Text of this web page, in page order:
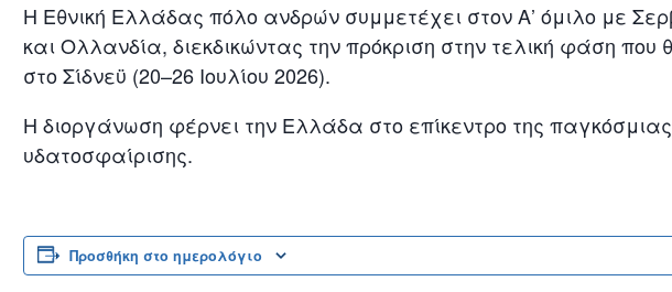
Η Εθνική Ελλάδας πόλο ανδρών συμμετέχει στον Α’ όμιλο με
και Ολλανδία, διεκδικώντας την πρόκριση στην τελική φάση που
στοΣίδνεϋ (20–26 Ιουλίου 2026).
Η διοργάνωση φέρνει την Ελλάδα στο επίκεντρο της παγκόσμιας
υδατοσφαίρισης.
Προσθήκη στο ημερολόγιο